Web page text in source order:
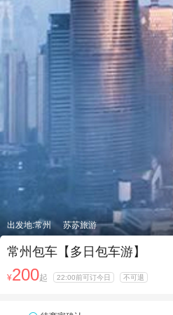
出发地:常州 苏苏旅游
常州包车【多日包车游】
¥200起 22:00前可订今日 不可退